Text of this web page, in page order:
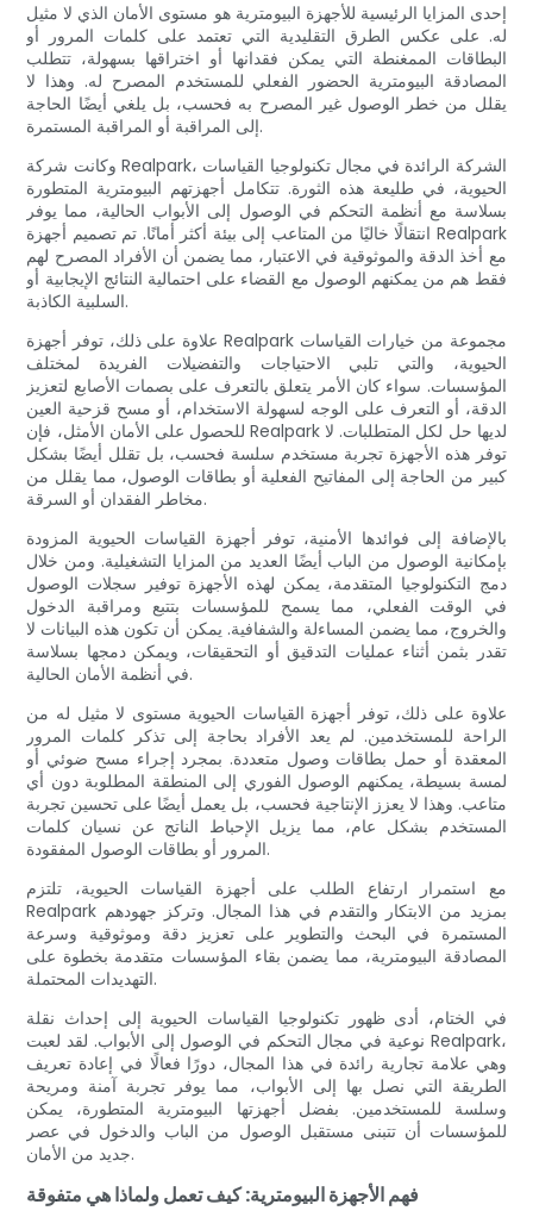
إحدى المزايا الرئيسية للأجهزة البيومترية هو مستوى الأمان الذي لا مثيل
له. على عكس الطرق التقليدية التي تعتمد على كلمات المرور أو
البطاقات الممغنطة التي يمكن فقدانها أو اختراقها بسهولة، تتطلب
المصادقة البيومترية الحضور الفعلي للمستخدم المصرح له. وهذا لا
يقلل من خطر الوصول غير المصرح به فحسب، بل يلغي أيضًا الحاجة
إلى المراقبة أو المراقبة المستمرة.
وكانت شركة Realpark، الشركة الرائدة في مجال تكنولوجيا القياسات
الحيوية، في طليعة هذه الثورة. تتكامل أجهزتهم البيومترية المتطورة
بسلاسة مع أنظمة التحكم في الوصول إلى الأبواب الحالية، مما يوفر
انتقالًا خاليًا من المتاعب إلى بيئة أكثر أمانًا. تم تصميم أجهزة Realpark
مع أخذ الدقة والموثوقية في الاعتبار، مما يضمن أن الأفراد المصرح لهم
فقط هم من يمكنهم الوصول مع القضاء على احتمالية النتائج الإيجابية أو
السلبية الكاذبة.
علاوة على ذلك، توفر أجهزة Realpark مجموعة من خيارات القياسات
الحيوية، والتي تلبي الاحتياجات والتفضيلات الفريدة لمختلف
المؤسسات. سواء كان الأمر يتعلق بالتعرف على بصمات الأصابع لتعزيز
الدقة، أو التعرف على الوجه لسهولة الاستخدام، أو مسح قزحية العين
للحصول على الأمان الأمثل، فإن Realpark لديها حل لكل المتطلبات. لا
توفر هذه الأجهزة تجربة مستخدم سلسة فحسب، بل تقلل أيضًا بشكل
كبير من الحاجة إلى المفاتيح الفعلية أو بطاقات الوصول، مما يقلل من
مخاطر الفقدان أو السرقة.
بالإضافة إلى فوائدها الأمنية، توفر أجهزة القياسات الحيوية المزودة
بإمكانية الوصول من الباب أيضًا العديد من المزايا التشغيلية. ومن خلال
دمج التكنولوجيا المتقدمة، يمكن لهذه الأجهزة توفير سجلات الوصول
في الوقت الفعلي، مما يسمح للمؤسسات بتتبع ومراقبة الدخول
والخروج، مما يضمن المساءلة والشفافية. يمكن أن تكون هذه البيانات لا
تقدر بثمن أثناء عمليات التدقيق أو التحقيقات، ويمكن دمجها بسلاسة
في أنظمة الأمان الحالية.
علاوة على ذلك، توفر أجهزة القياسات الحيوية مستوى لا مثيل له من
الراحة للمستخدمين. لم يعد الأفراد بحاجة إلى تذكر كلمات المرور
المعقدة أو حمل بطاقات وصول متعددة. بمجرد إجراء مسح ضوئي أو
لمسة بسيطة، يمكنهم الوصول الفوري إلى المنطقة المطلوبة دون أي
متاعب. وهذا لا يعزز الإنتاجية فحسب، بل يعمل أيضًا على تحسين تجربة
المستخدم بشكل عام، مما يزيل الإحباط الناتج عن نسيان كلمات
المرور أو بطاقات الوصول المفقودة.
مع استمرار ارتفاع الطلب على أجهزة القياسات الحيوية، تلتزم
Realpark بمزيد من الابتكار والتقدم في هذا المجال. وتركز جهودهم
المستمرة في البحث والتطوير على تعزيز دقة وموثوقية وسرعة
المصادقة البيومترية، مما يضمن بقاء المؤسسات متقدمة بخطوة على
التهديدات المحتملة.
في الختام، أدى ظهور تكنولوجيا القياسات الحيوية إلى إحداث نقلة
نوعية في مجال التحكم في الوصول إلى الأبواب. لقد لعبت Realpark،
وهي علامة تجارية رائدة في هذا المجال، دورًا فعالًا في إعادة تعريف
الطريقة التي نصل بها إلى الأبواب، مما يوفر تجربة آمنة ومريحة
وسلسة للمستخدمين. بفضل أجهزتها البيومترية المتطورة، يمكن
للمؤسسات أن تتبنى مستقبل الوصول من الباب والدخول في عصر
جديد من الأمان.
فهم الأجهزة البيومترية: كيف تعمل ولماذا هي متفوقة